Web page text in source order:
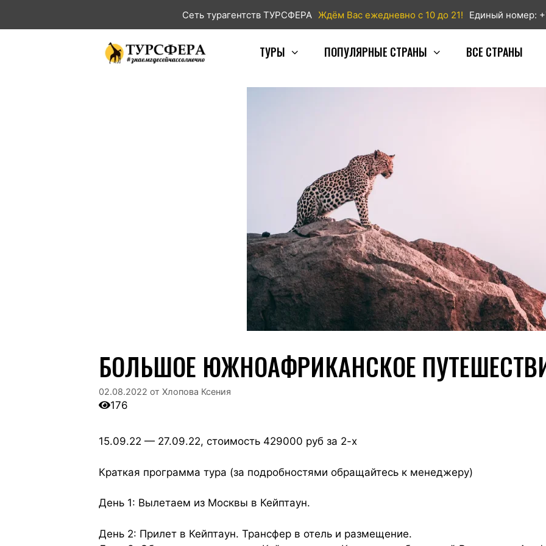
Сеть турагентств ТУРСФЕРА Ждём Вас ежедневно с 10 до 21! Единый номер:
ТУРЫ ПОПУЛЯРНЫЕ СТРАНЫ ВСЕ СТРАНЫ
БОЛЬШОЕ ЮЖНОАФРИКАНСКОЕ
02.08.2022 от Хлопова Ксения
176
15.09.22 — 27.09.22, стоимость 429000 руб за 2-х
Краткая программа тура (за подробностями обращайтесь к менеджеру)
День 1: Вылетаем из Москвы в Кейптаун.
День 2: Прилет в Кейптаун. Трансфер в отель и размещение.